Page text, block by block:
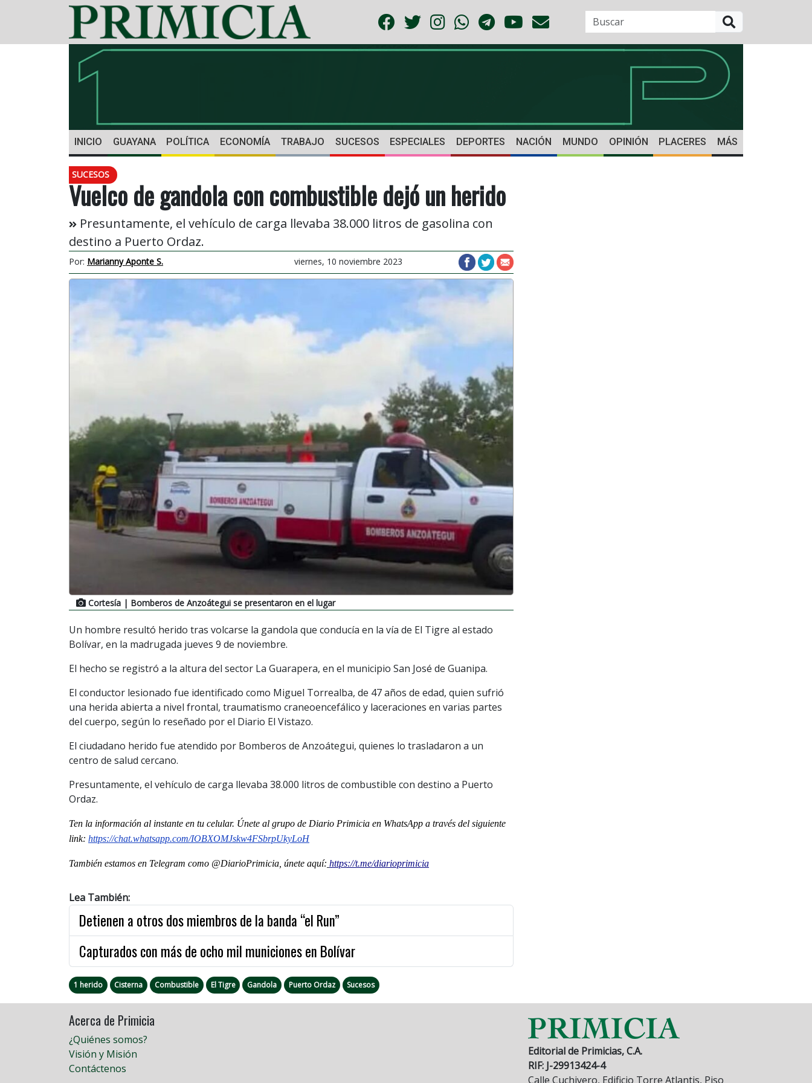
INICIO GUAYANA POLÍTICA ECONOMÍA TRABAJO SUCESOS ESPECIALES DEPORTES NACIÓN MUNDO OPINIÓN PLACERES MÁS
SUCESOS
Vuelco de gandola con combustible dejó un herido
Presuntamente, el vehículo de carga llevaba 38.000 litros de gasolina con
destino a Puerto Ordaz.
Por: Marianny Aponte S. viernes, 10 noviembre 2023
Cortesía | Bomberos de Anzoátegui se presentaron en el lugar
Un hombre resultó herido tras volcarse la gandola que conducía en la vía de El Tigre al estado
Bolívar, en la madrugada jueves 9 de noviembre.
El hecho se registró a la altura del sector La Guarapera, en el municipio San José de Guanipa.
El conductor lesionado fue identificado como Miguel Torrealba, de 47 años de edad, quien sufrió
una herida abierta a nivel frontal, traumatismo craneoencefálico y laceraciones en varias partes
del cuerpo, según lo reseñado por el Diario El Vistazo.
El ciudadano herido fue atendido por Bomberos de Anzoátegui, quienes lo trasladaron a un
centro de salud cercano.
Presuntamente, el vehículo de carga llevaba 38.000 litros de combustible con destino a Puerto
Ordaz.
Ten la información al instante en tu celular. Únete al grupo de Diario Primicia en WhatsApp a través del siguiente
link: https://chat.whatsapp.com/IOBXOMJskw4FSbrpUkyLoH
También estamos en Telegram como @DiarioPrimicia, únete aquí: https://t.me/diarioprimicia
Lea También:
Detienen a otros dos miembros de la banda “el Run”
Capturados con más de ocho mil municiones en Bolívar
1 herido Cisterna Combustible El Tigre Gandola Puerto Ordaz Sucesos
Acerca de Primicia
¿Quiénes somos?
Visión y Misión
Contáctenos
Editorial de Primicias, C.A.
RIF: J-29913424-4
Calle Cuchivero, Edificio Torre Atlantis, Piso